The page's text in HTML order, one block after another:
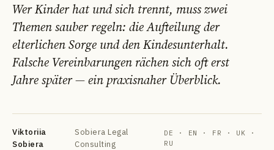
Wer Kinder hat und sich trennt, muss zwei
Themen sauber regeln: die Aufteilung der
elterlichen Sorge und den Kindesunterhalt.
Falsche Vereinbarungen rächen sich oft erst
Jahre später — ein praxisnaher Überblick.
Viktoriia
Sobiera
Sobiera Legal
Consulting
DE · EN · FR · UK ·
RU